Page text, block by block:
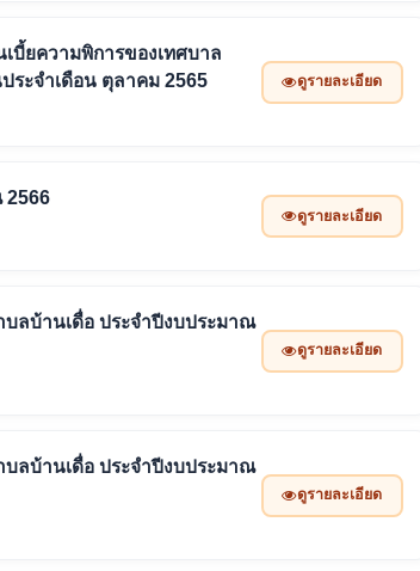
บี้ยความพิการของเทศบาล
ระจำเดือน ตุลาคม 2565
ดูรายละเอียด
2566
ดูรายละเอียด
บลบ้านเดื่อ ประจำปีงบประมาณ
ดูรายละเอียด
บลบ้านเดื่อ ประจำปีงบประมาณ
ดูรายละเอียด